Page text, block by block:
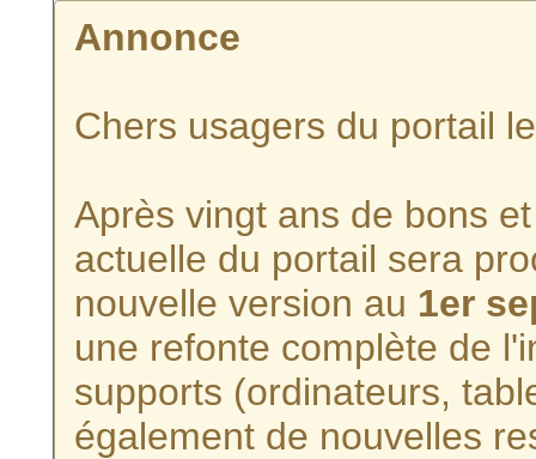
Annonce
Chers usagers du portail
Après vingt ans de bons
actuelle du portail sera
nouvelle version au 1er
une refonte complète de
supports (ordinateurs,
également de nouvelles